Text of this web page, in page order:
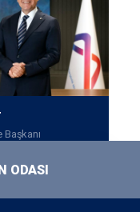
Başkanı
ODASI